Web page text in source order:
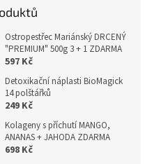
Ostropestřec Mariánský DRCENÝ
"PREMIUM" 500g 3 + 1 ZDARMA
597 Kč
Detoxikační náplasti BioMagick
14 polštářků
249 Kč
Kolageny s příchutí MANGO,
ANANAS + JAHODA ZDARMA
698 Kč